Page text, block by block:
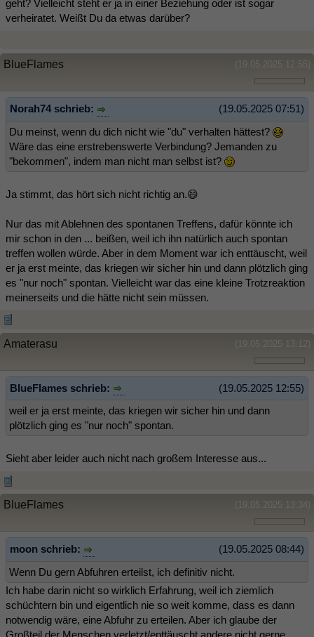
geht? Vielleicht steht er ja in einer Beziehung oder ist sogar
verheiratet. Weißt Du da etwas darüber?
(19.05.2025 12:55)
BlueFlames
(19.05.2025 07:51)
Norah74 schrieb:
Du meinst, wenn du dich nicht wie "du" verhalten hättest?
Wäre das eine erstrebenswerte Verbindung? Jemanden zu
"bekommen", indem man nicht man selbst ist?
Ja stimmt, das hört sich nicht richtig an.😄
Nur das mit Ablehnen des spontanen Treffens, dafür könnte ich
mir schon in den ... beißen, weil ich ihn natürlich auch spontan
treffen wollen würde. Aber in dem Moment war ich enttäuscht, weil
er ja erst meinte, das kriegen wir sicher hin und dann plötzlich ging
es "nur noch" spontan. Vielleicht war das eine kleine Trotzreaktion
meinerseits und die hätte nicht sein müssen.
(19.05.2025 13:12)
Amaterasu
(19.05.2025 12:55)
BlueFlames schrieb:
weil er ja erst meinte, das kriegen wir sicher hin und dann
plötzlich ging es "nur noch" spontan.
Sieht aber leider auch nicht nach großem Interesse aus...
(19.05.2025 13:34)
BlueFlames
(19.05.2025 08:44)
moon schrieb:
Wenn Du gern Abfuhren erteilst, ich definitiv nicht.
Ich habe darin nicht so wirklich Erfahrung, weil ich ziemlich
schüchtern bin und eigentlich nie so weit komme, dass es dann
notwendig wäre, eine Abfuhr zu erteilen. Aber ich glaube der
Großteil der Menschen verletzt/enttäuscht andere nicht gerne.